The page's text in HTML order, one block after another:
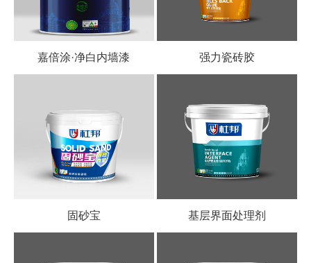
嘉倍涂·净白内墙漆 强力瓷砖胶
固砂宝 基层界面处理剂